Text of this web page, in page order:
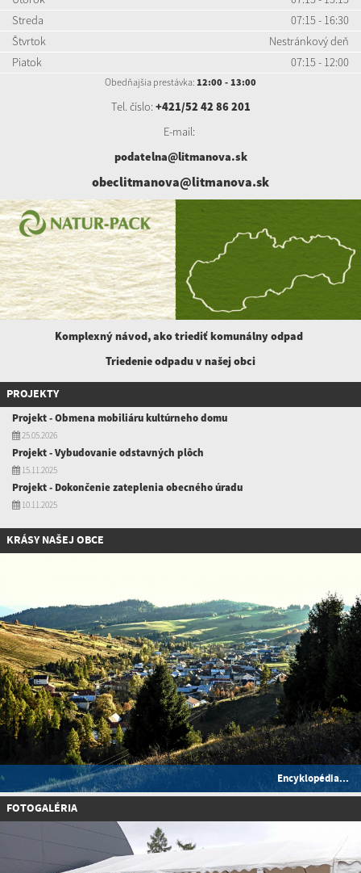
Streda
07:15 - 16:30
Štvrtok
Nestránkový deň
Piatok
07:15 - 12:00
Obedňajšia prestávka: 12:00 - 13:00
Tel. číslo: +421/52 42 86 201
E-mail:
podatelna@litmanova.sk
obeclitmanova@litmanova.sk
Komplexný návod, ako triediť komunálnyodpad
Triedenie odpadu v našej obci
PROJEKTY
Projekt - Obmena mobiliáru kultúrneho domu
25.05.2026
Projekt - Vybudovanie odstavných plôch
15.11.2025
Projekt - Dokončenie zateplenia obecného úradu
10.11.2025
KRÁSY NAŠEJ OBCE
Encyklopédia...
FOTOGALÉRIA